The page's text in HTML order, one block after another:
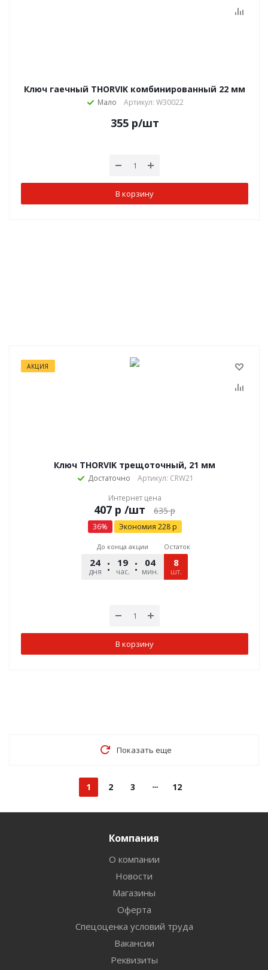
Ключ гаечный THORVIK комбинированный 22 мм
Мало Артикул: W30022
355р/шт
В корзину
АКЦИЯ
Ключ THORVIK трещоточный, 21 мм
Достаточно
Артикул: CRW21
Интернет цена
р /шт 635р
36% Экономия 228р
До конца акции
24
дня
19
час.
04
мин.
49
сек.
Остаток
8
шт.
В корзину
Показать еще
1 2 3 12
Компания
О компании
Новости
Магазины
Оферта
Спецоценка условий труда
Вакансии
Реквизиты